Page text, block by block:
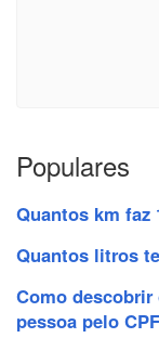
Populares
Quantos km
Quantos litros
Como
pessoa pelo